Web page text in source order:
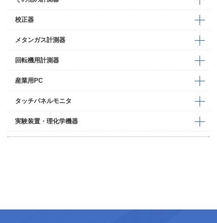
校正器
メタンガス計測器
回転機用計測器
産業用PC
タッチパネルモニタ
実験装置・理化学機器